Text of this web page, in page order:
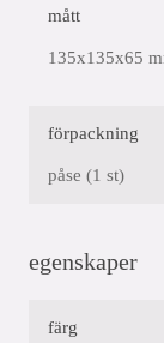
mått
135x135x65
förpackning
påse (1 st)
egenskaper
färg